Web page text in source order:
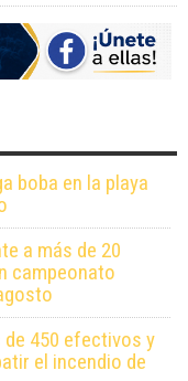
boba en la playa
a más de 20
campeonato
de 450 efectivos y
el incendio de